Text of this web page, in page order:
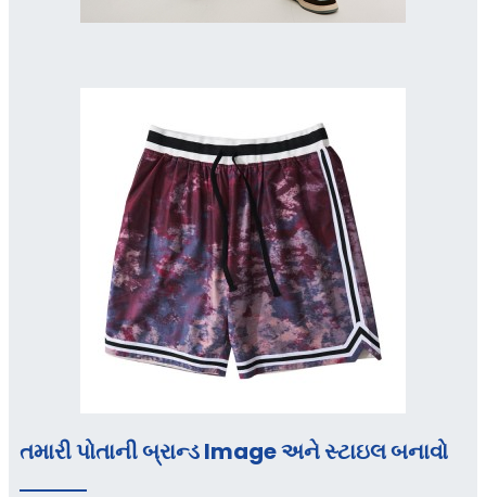
તમારી પોતાની બ્રાન્ડ lmage અને સ્ટાઇલ બનાવો